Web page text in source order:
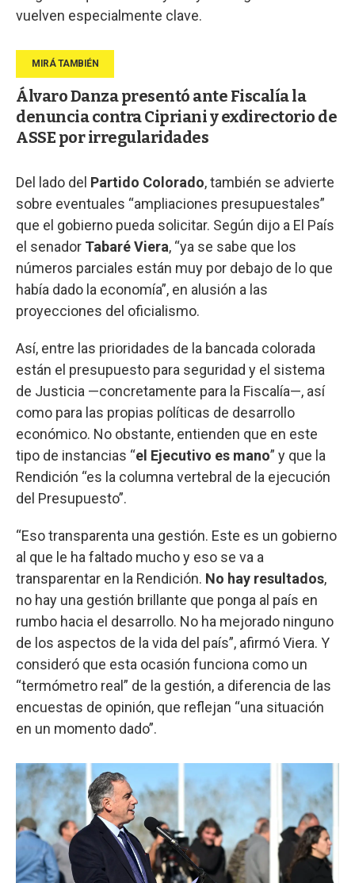
vuelven especialmente clave.
Álvaro Danza presentó ante Fiscalía la
denuncia contra Cipriani y exdirectorio de
ASSE por irregularidades
Del lado del Partido Colorado, también se advierte
sobre eventuales “ampliaciones presupuestales”
que el gobierno pueda solicitar. Según dijo a El País
el senador Tabaré Viera, “ya se sabe que los
números parciales están muy por debajo de lo que
había dado la economía”, en alusión a las
proyecciones del oficialismo.
Así, entre las prioridades de la bancada colorada
están el presupuesto para seguridad y el sistema
de Justicia —concretamente para la Fiscalía—, así
como para las propias políticas de desarrollo
económico. No obstante, entienden que en este
tipo de instancias “el Ejecutivo es mano” y que la
Rendición “es la columna vertebral de la ejecución
del Presupuesto”.
“Eso transparenta una gestión. Este es un gobierno
al que le ha faltado mucho y eso se va a
transparentar en la Rendición. No hay resultados,
no hay una gestión brillante que ponga al país en
rumbo hacia el desarrollo. No ha mejorado ninguno
de los aspectos de la vida del país”, afirmó Viera. Y
consideró que esta ocasión funciona como un
“termómetro real” de la gestión, a diferencia de las
encuestas de opinión, que reflejan “una situación
en un momento dado”.